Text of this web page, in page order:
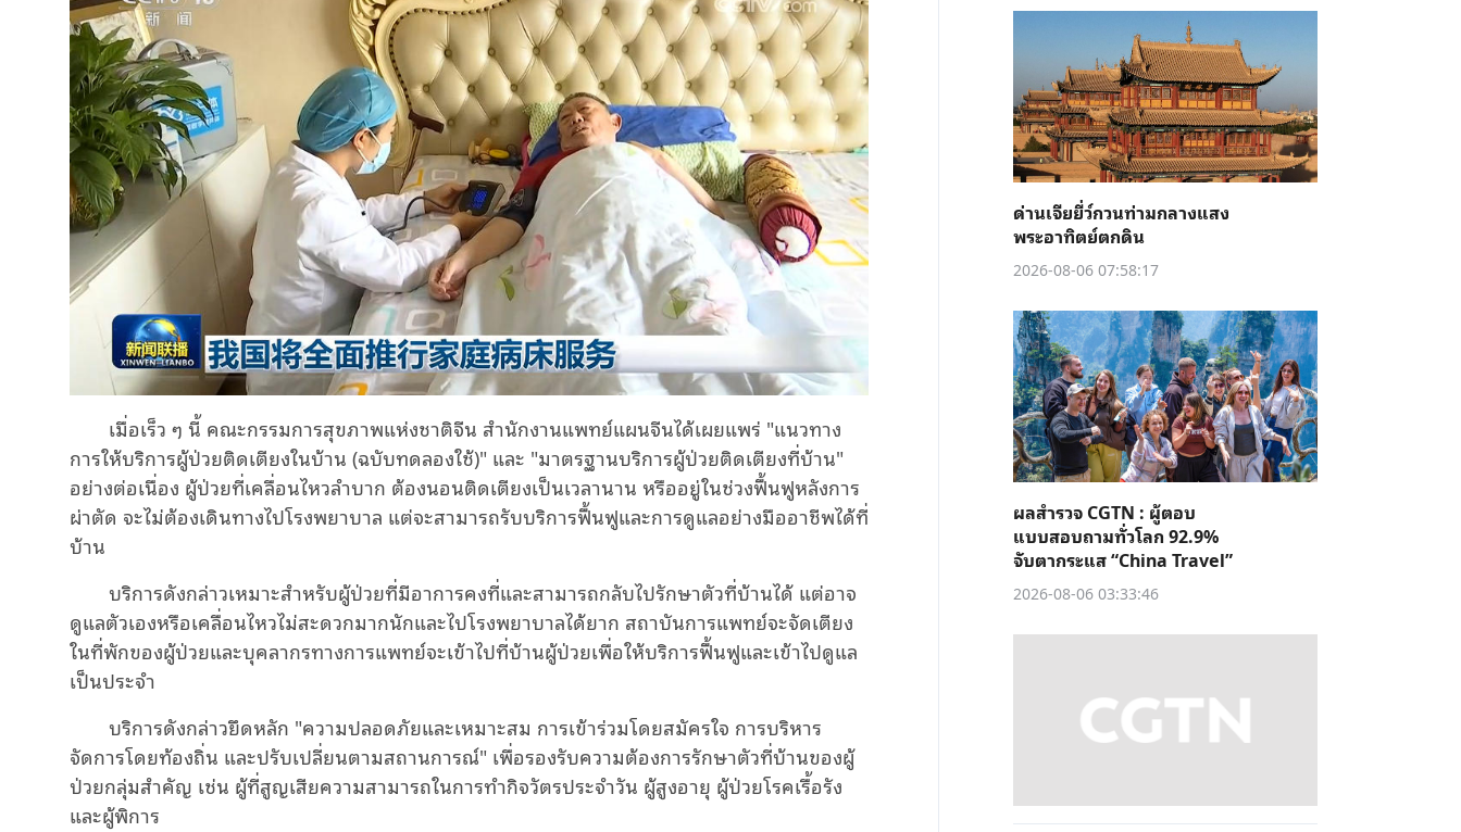
เมื่อเร็ว ๆ นี้ คณะกรรมการสุขภาพแห่งชาติจีน สำนักงานแพทย์แผนจีนได้เผยแพร่ "แนวทาง
การให้บริการผู้ป่วยติดเตียงในบ้าน (ฉบับทดลองใช้)" และ "มาตรฐานบริการผู้ป่วยติดเตียงที่บ้าน"
อย่างต่อเนื่อง ผู้ป่วยที่เคลื่อนไหวลำบาก ต้องนอนติดเตียงเป็นเวลานาน หรืออยู่ในช่วงฟื้นฟูหลังการ
ผ่าตัด จะไม่ต้องเดินทางไปโรงพยาบาล แต่จะสามารถรับบริการฟื้นฟูและการดูแลอย่างมืออาชีพได้ที่
บ้าน
บริการดังกล่าวเหมาะสำหรับผู้ป่วยที่มีอาการคงที่และสามารถกลับไปรักษาตัวที่บ้านได้ แต่อาจ
ดูแลตัวเองหรือเคลื่อนไหวไม่สะดวกมากนักและไปโรงพยาบาลได้ยาก สถาบันการแพทย์จะจัดเตียง
ในที่พักของผู้ป่วยและบุคลากรทางการแพทย์จะเข้าไปที่บ้านผู้ป่วยเพื่อให้บริการฟื้นฟูและเข้าไปดูแล
เป็นประจำ
บริการดังกล่าวยึดหลัก "ความปลอดภัยและเหมาะสม การเข้าร่วมโดยสมัครใจ การบริหาร
จัดการโดยท้องถิ่น และปรับเปลี่ยนตามสถานการณ์" เพื่อรองรับความต้องการรักษาตัวที่บ้านของผู้
ป่วยกลุ่มสำคัญ เช่น ผู้ที่สูญเสียความสามารถในการทำกิจวัตรประจำวัน ผู้สูงอายุ ผู้ป่วยโรคเรื้อรัง
และผู้พิการ
ด่านเจียยี่ว์กวนท่ามกลางแสง
พระอาทิตย์ตกดิน
2026-08-06 07:58:17
ผลสำรวจ CGTN : ผู้ตอบ
แบบสอบถามทั่วโลก 92.9%
จับตากระแส “China Travel”
2026-08-06 03:33:46